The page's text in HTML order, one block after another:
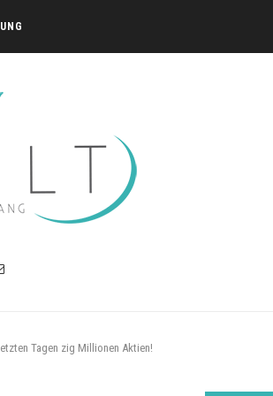
Tagen zig Millionen Aktien!